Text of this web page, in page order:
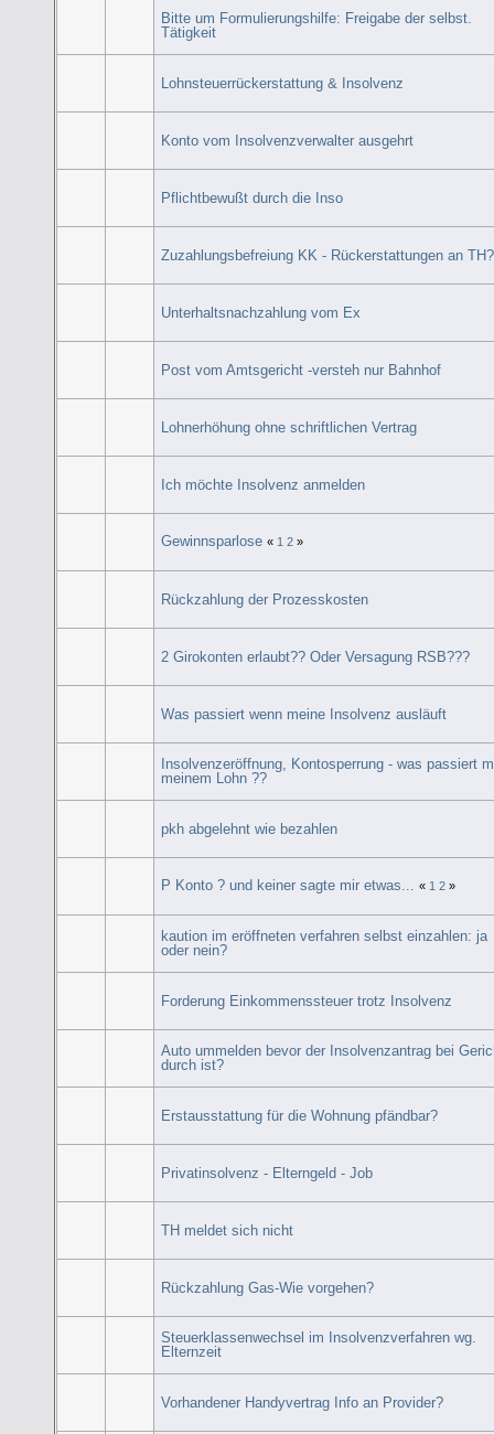
Bitte um Formulierungshilfe: Freigabe der selbst.
Tätigkeit
Lohnsteuerrückerstattung & Insolvenz
Konto vom Insolvenzverwalter ausgehrt
Pflichtbewußt durch die Inso
Zuzahlungsbefreiung KK - Rückerstattungen an TH?
Unterhaltsnachzahlung vom Ex
Post vom Amtsgericht -versteh nur Bahnhof
Lohnerhöhung ohne schriftlichen Vertrag
Ich möchte Insolvenz anmelden
Gewinnsparlose « 1 2 »
Rückzahlung der Prozesskosten
2 Girokonten erlaubt?? Oder Versagung RSB???
Was passiert wenn meine Insolvenz ausläuft
Insolvenzeröffnung, Kontosperrung - was passiert
meinem Lohn ??
pkh abgelehnt wie bezahlen
P Konto ? und keiner sagte mir etwas... « 1 2 »
kaution im eröffneten verfahren selbst einzahlen: ja
oder nein?
Forderung Einkommenssteuer trotz Insolvenz
Auto ummelden bevor der Insolvenzantrag bei
durch ist?
Erstausstattung für die Wohnung pfändbar?
Privatinsolvenz - Elterngeld - Job
TH meldet sich nicht
Rückzahlung Gas-Wie vorgehen?
Steuerklassenwechsel im Insolvenzverfahren wg.
Elternzeit
Vorhandener Handyvertrag Info an Provider?